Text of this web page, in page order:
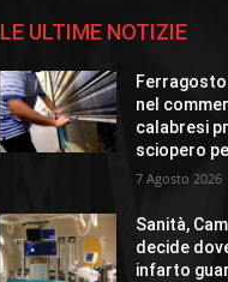
LE ULTIME NOTIZIE
nel
calabresi
sciopero
7 Agosto 2026
Sanità,
decide
infarto